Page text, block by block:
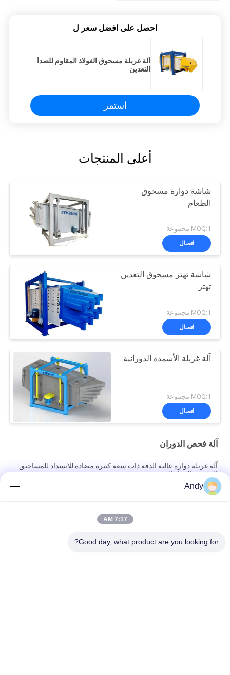
احصل على افضل سعر ل
آلة غربلة مسحوق الفولاذ المقاوم للصدأ
التعدين
استمر
أعلى المنتجات
شاشة دوارة مسحوق
الطعام
MOQ:1 مجموعة
اتصال
شاشة تهتز مسحوق التعدين
تهتز
MOQ:1 مجموعة
اتصال
آلة غربلة الأسمدة الدورانية
MOQ:1 مجموعة
اتصال
آلة فحص الدوران
آلة غربلة دوارة عالية الدقة ذات سعة كبيرة مضادة للانسداد للمساحيق
الدقيقة والمواد الهشة
آلة الفحص الدوارية المصممة لفحص الجسيمات الصلبة مع تشغيل
سلس منخفض الضوضاء وسهولة الصيانة
آلة غربلة دوارة تستخدم تقنية شاشة الإعصار المسطحة لتحسين تقسيم
Andy
7:17 AM
Good day, what product are you looking for?